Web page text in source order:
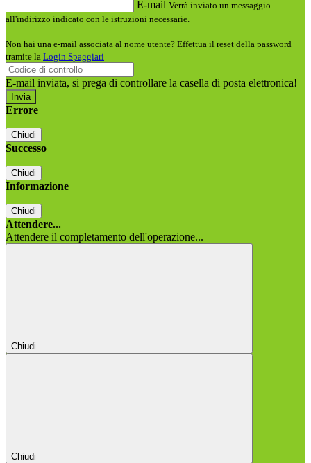
E-mail Verrà inviato un messaggio
all'indirizzo indicato con le istruzioni necessarie.
Non hai una e-mail associata al nome utente? Effettua il reset della password
tramite la Login Spaggiari
E-mail inviata, si prega di controllare la casella di posta elettronica!
Errore
Chiudi
Successo
Chiudi
Informazione
Chiudi
Attendere...
Attendere il completamento dell'operazione...
Chiudi
Chiudi